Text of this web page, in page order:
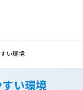
い環境
い環境